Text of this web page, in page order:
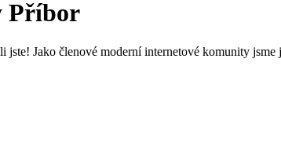
Příbor
jste! Jako členové moderní internetové komunity